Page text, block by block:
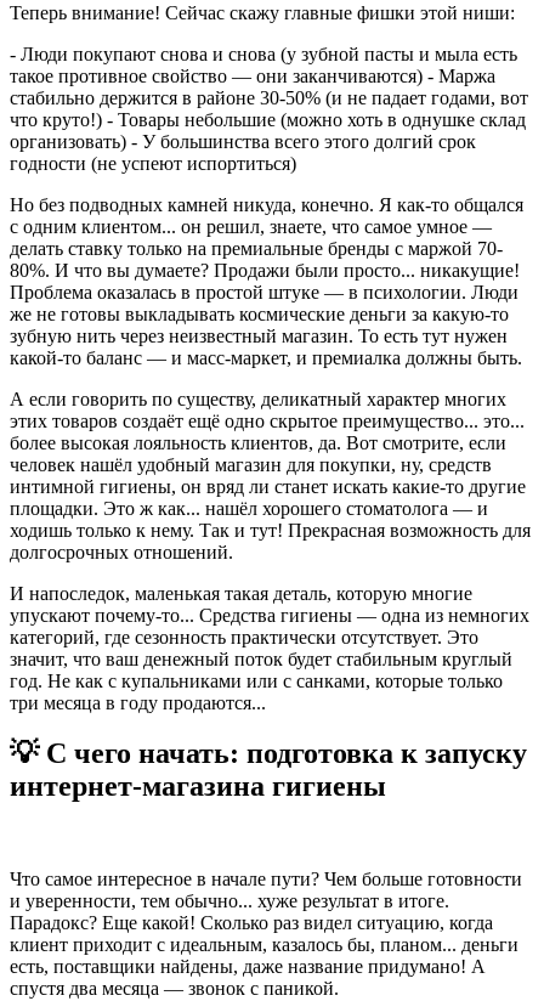
Теперь внимание! Сейчас скажу главные фишки этой ниши:
- Люди покупают снова и снова (у зубной пасты и мыла есть
такое противное свойство — они заканчиваются) - Маржа
стабильно держится в районе 30-50% (и не падает годами, вот
что круто!) - Товары небольшие (можно хоть в однушке склад
организовать) - У большинства всего этого долгий срок
годности (не успеют испортиться)
Но без подводных камней никуда, конечно. Я как-то общался
с одним клиентом... он решил, знаете, что самое умное —
делать ставку только на премиальные бренды с маржой 70-
80%. И что вы думаете? Продажи были просто... никакущие!
Проблема оказалась в простой штуке — в психологии. Люди
же не готовы выкладывать космические деньги за какую-то
зубную нить через неизвестный магазин. То есть тут нужен
какой-то баланс — и масс-маркет, и премиалка должны быть.
А если говорить по существу, деликатный характер многих
этих товаров создаёт ещё одно скрытое преимущество... это...
более высокая лояльность клиентов, да. Вот смотрите, если
человек нашёл удобный магазин для покупки, ну, средств
интимной гигиены, он вряд ли станет искать какие-то другие
площадки. Это ж как... нашёл хорошего стоматолога — и
ходишь только к нему. Так и тут! Прекрасная возможность для
долгосрочных отношений.
И напоследок, маленькая такая деталь, которую многие
упускают почему-то... Средства гигиены — одна из немногих
категорий, где сезонность практически отсутствует. Это
значит, что ваш денежный поток будет стабильным круглый
год. Не как с купальниками или с санками, которые только
три месяца в году продаются...
💡 С чего начать: подготовка к запуску
интернет-магазина гигиены
Что самое интересное в начале пути? Чем больше готовности
и уверенности, тем обычно... хуже результат в итоге.
Парадокс? Еще какой! Сколько раз видел ситуацию, когда
клиент приходит с идеальным, казалось бы, планом... деньги
есть, поставщики найдены, даже название придумано! А
спустя два месяца — звонок с паникой.